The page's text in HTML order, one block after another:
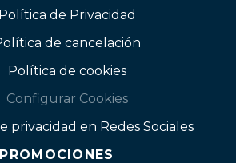
Política de Privacidad
de cancelación
Política de cookies
Configurar Cookies
privacidad en Redes Sociales
PROMOCIONES